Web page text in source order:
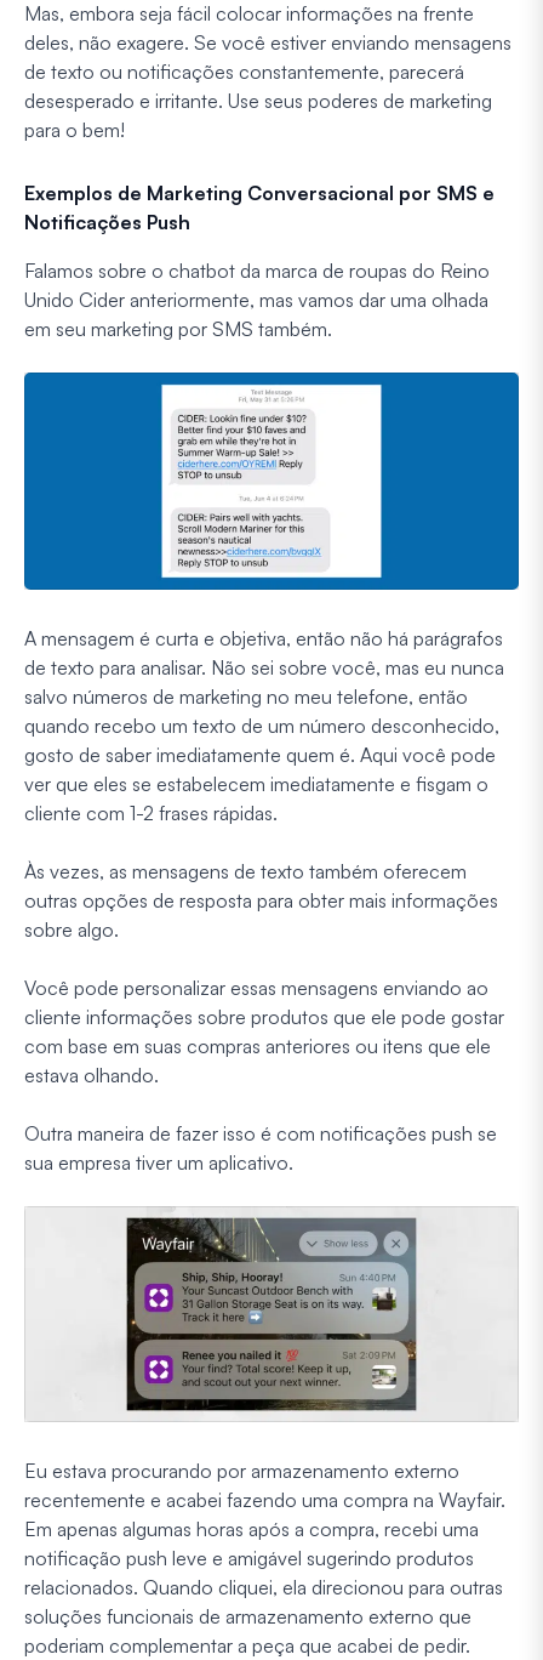
Mas, embora seja fácil colocar informações na frente
deles, não exagere. Se você estiver enviando mensagens
de texto ou notificações constantemente, parecerá
desesperado e irritante. Use seus poderes de marketing
para o bem!
Exemplos de Marketing Conversacional por SMS e
Notificações Push
Falamos sobre o chatbot da marca de roupas do Reino
Unido Cider anteriormente, mas vamos dar uma olhada
em seu marketing por SMS também.
A mensagem é curta e objetiva, então não há parágrafos
de texto para analisar. Não sei sobre você, mas eu nunca
salvo números de marketing no meu telefone, então
quando recebo um texto de um número desconhecido,
gosto de saber imediatamente quem é. Aqui você pode
ver que eles se estabelecem imediatamente e fisgam o
cliente com 1-2 frases rápidas.
Às vezes, as mensagens de texto também oferecem
outras opções de resposta para obter mais informações
sobre algo.
Você pode personalizar essas mensagens enviando ao
cliente informações sobre produtos que ele pode gostar
com base em suas compras anteriores ou itens que ele
estava olhando.
Outra maneira de fazer isso é com notificações push se
sua empresa tiver um aplicativo.
Eu estava procurando por armazenamento externo
recentemente e acabei fazendo uma compra na Wayfair.
Em apenas algumas horas após a compra, recebi uma
notificação push leve e amigável sugerindo produtos
relacionados. Quando cliquei, ela direcionou para outras
soluções funcionais de armazenamento externo que
poderiam complementar a peça que acabei de pedir.